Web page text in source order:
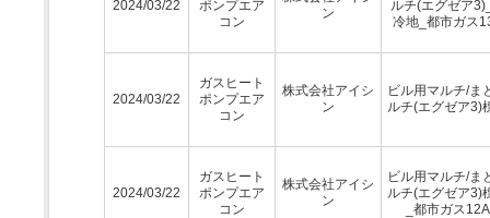
2024/03/22
ポンプエア
コン
ン
ルチ(エグゼア
冷地_都市ガス
2024/03/22
ガスヒート
ポンプエア
コン
株式会社アイシ
ン
ビル用マルチ/ま
ルチ(エグゼア3)
2024/03/22
ガスヒート
ポンプエア
コン
株式会社アイシ
ン
ビル用マルチ/ま
ルチ(エグゼア3)
_都市ガス12A